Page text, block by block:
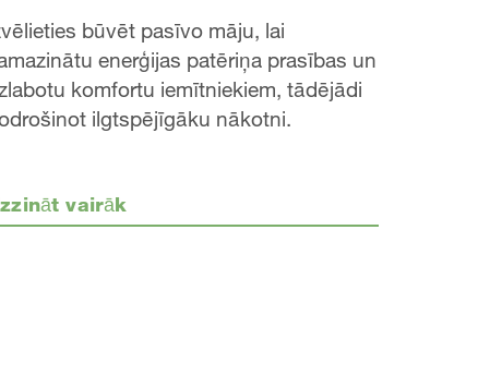
būvēt pasīvo māju, lai
enerģijas patēriņa prasības un
komfortu iemītniekiem, tādējādi
ilgtspējīgāku nākotni.
vairāk